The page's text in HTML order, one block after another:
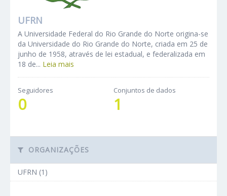
UFRN
A Universidade Federal do Rio Grande do Norte origina-se
da Universidade do Rio Grande do Norte, criada em 25 de
junho de 1958, através de lei estadual, e federalizada em
18 de... Leia mais
Seguidores
0
Conjuntos de dados
1
ORGANIZAÇÕES
UFRN (1)